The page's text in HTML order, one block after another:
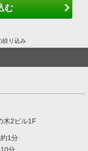
む
絞り込み
木2ビル1F
1分